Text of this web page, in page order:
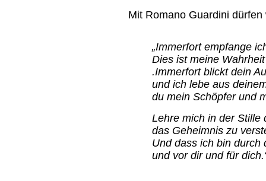
Mit Romano Guardini
„Immerfort empfange
Dies ist meine
.Immerfort blickt dein
und ich lebe aus
du mein Schöpfer und
Lehre mich in der Stille
das Geheimnis zu
Und dass ich bin durch
und vor dir und für